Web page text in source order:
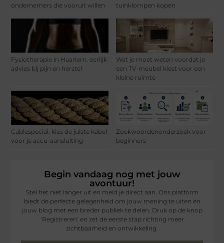
ondernemers die vooruit willen
tuinklompen kopen
Fysiotherapie in Haarlem: eerlijk
advies bij pijn en herstel
Wat je moet weten voordat je
een TV-meubel kiest voor een
kleine ruimte
Cablespecial: kies de juiste kabel
voor je accu-aansluiting
Zoekwoordenonderzoek voor
beginners
Begin vandaag nog met jouw
avontuur!
Stel het niet langer uit en meld je direct aan. Ons platform
biedt de perfecte gelegenheid om jouw mening te uiten en
jouw blog met een breder publiek te delen. Druk op de knop
‘Registreren’ en zet de eerste stap richting meer
zichtbaarheid en ontwikkeling.